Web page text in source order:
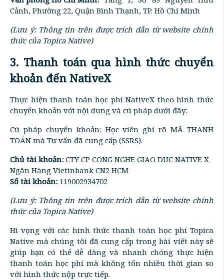
Cảnh, Phường 22, Quận Bình Thạnh, TP. Hồ Chí Minh
(Lưu ý: Thông tin trên được trích dẫn từ website chính
thức của Topica Native)
3. Thanh toán qua hình thức chuyển
khoản đến NativeX
Thực hiện thanh toán học phí NativeX theo hình thức
chuyển khoản với nội dung và cú pháp dưới đây:
Cú pháp chuyển khoản: Học viên ghi rõ MÃ THANH
TOÁN mà Tư vấn đã cung cấp (SSRS).
Chủ tài khoản: CTY CP CONG NGHE GIAO DUC NATIVE X
Ngân Hàng Vietinbank CN2 HCM
Số tài khoản: 119002934702
(Lưu ý: Thông tin trên được trích dẫn từ website chính
thức của Topica Native)
Hi vọng với các hình thức thanh toán học phí Topica
Native mà chúng tôi đã cung cấp trong bài viết này sẽ
giúp bạn có thể dễ dàng và nhanh chóng thực hiện
thanh toán học phí mà không tốn nhiều thời gian so
với hình thức nộp trực tiếp.